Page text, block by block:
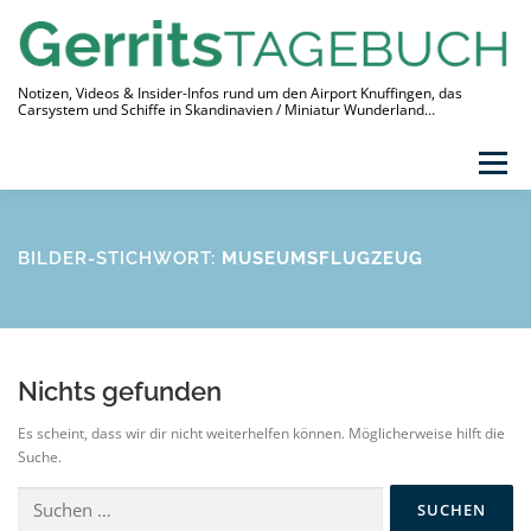
Inhalt
springen
Notizen, Videos & Insider-Infos rund um den Airport Knuffingen, das
Carsystem und Schiffe in Skandinavien / Miniatur Wunderland…
Menü
LINKS
BILDER-STICHWORT: MUSEUMSFLUGZEUG
Nichts gefunden
Es scheint, dass wir dir nicht weiterhelfen können. Möglicherweise hilft die
Suche.
nach: